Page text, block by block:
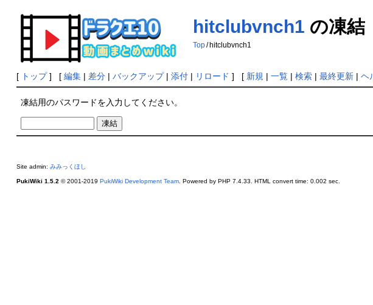
hitclubvnch1 の凍結
Top/ hitclubvnch1
[ トップ] [ 編集| 差分| バックアップ| 添付| リロード ] [ 新規 | 一覧| 検索| 最終更新| ヘ
凍結用のパスワードを入力してください。
Site admin: みみっくほし
PukiWiki 1.5.2© 2001-2019 PukiWiki Development Team. Powered by PHP 7.4.33. HTML convert time: 0.002 sec.